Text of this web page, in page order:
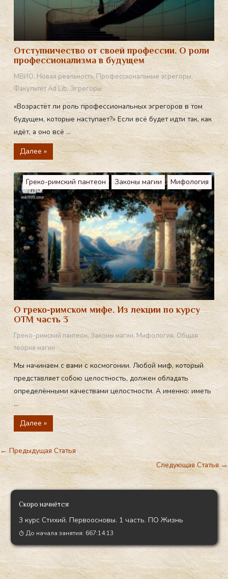
Отступничество от своей профессии. О роли
профессионализма в будущем
МВИО,Новая реальность,Профессиональные эгрегоры,
Факультет Ad Lib,Эгрегоры
«Возрастёт ли роль профессиональных эгрегоров в том
будущем, которые наступает?» Если всё будет идти так, как
идёт, а оно всё ...
Далее »
Греко-римский пантеон Законы магии Мифология
О греко-римском мифе. Из лекции по курсу
ОТМ часть 3
Греко-римский пантеон,Законы магии,Мифология,Общая
теория магии
Мы начинаем с вами с космогонии. Любой миф, который
представляет собою целостность, должен обладать
определёнными качествами целостности. А именно: иметь
...
Далее »
← Предыдущая Статья
Следующая Статья→
Скоро начнётся
3 курс Стихий. Первоосновы. 1 часть. ПО Жизнь
До начала занятия: 667:14:12